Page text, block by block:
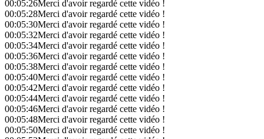
00:05:26Merci d'avoir regardé cette vidéo !
00:05:28Merci d'avoir regardé cette vidéo !
00:05:30Merci d'avoir regardé cette vidéo !
00:05:32Merci d'avoir regardé cette vidéo !
00:05:34Merci d'avoir regardé cette vidéo !
00:05:36Merci d'avoir regardé cette vidéo !
00:05:38Merci d'avoir regardé cette vidéo !
00:05:40Merci d'avoir regardé cette vidéo !
00:05:42Merci d'avoir regardé cette vidéo !
00:05:44Merci d'avoir regardé cette vidéo !
00:05:46Merci d'avoir regardé cette vidéo !
00:05:48Merci d'avoir regardé cette vidéo !
00:05:50Merci d'avoir regardé cette vidéo !